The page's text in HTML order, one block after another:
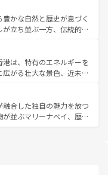
彩な魅力を心ゆくまで味
なお、新着の韓国情報はコンテンツ一
ハノイの古い町並みやホ
建物も、独特の雰囲気を
ィの豊かさとおいしさで
ナムコーヒーなどは、ぜ
訪れてもあたたかい人々
っと忘れられない旅にな
かな自然と歴史が息づく
立ち並ぶ一方、伝統的な
チェンマイなどの山岳地
ーケットやクラビの美し
ことができる。タイ料理
の季節にも異なる楽しみ
の人々、仏教を中心とし
、訪れる旅人を魅了し続
は、特有のエネルギーを
がる壮大な景色、近未来
。観光スポットが密集し
るのも魅力。息をのむよ
香港を存分に楽しみ尽く
合した独自の魅力を放つ
並ぶマリーナベイ、歴史